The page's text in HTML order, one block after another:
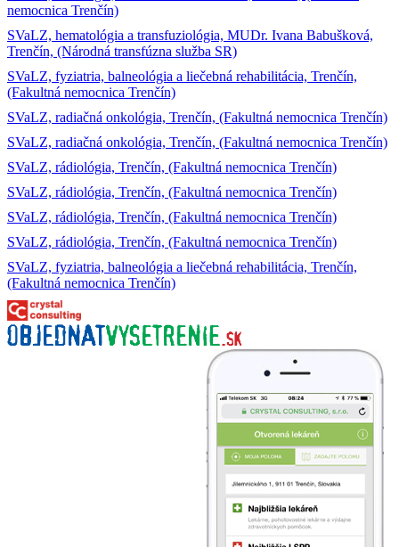
nemocnica Trenčín)
SVaLZ, hematológia a transfuziológia, MUDr. Ivana Babušková,
Trenčín, (Národná transfúzna služba SR)
SVaLZ, fyziatria, balneológia a liečebná rehabilitácia, Trenčín,
(Fakultná nemocnica Trenčín)
SVaLZ, radiačná onkológia, Trenčín, (Fakultná nemocnica Trenčín)
SVaLZ, radiačná onkológia, Trenčín, (Fakultná nemocnica Trenčín)
SVaLZ, rádiológia, Trenčín, (Fakultná nemocnica Trenčín)
SVaLZ, rádiológia, Trenčín, (Fakultná nemocnica Trenčín)
SVaLZ, rádiológia, Trenčín, (Fakultná nemocnica Trenčín)
SVaLZ, rádiológia, Trenčín, (Fakultná nemocnica Trenčín)
SVaLZ, fyziatria, balneológia a liečebná rehabilitácia, Trenčín,
(Fakultná nemocnica Trenčín)